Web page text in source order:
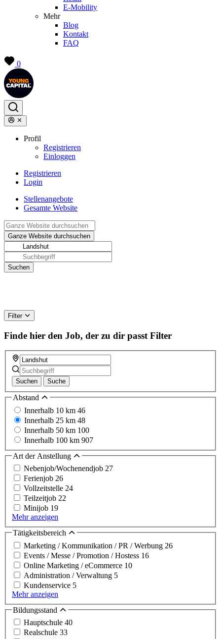
E-Mobility
Mehr
Blog
Kontakt
FAQ
0
Profil
Registrieren
Einloggen
Registrieren
Login
Stellenangebote
Gesamte Website
Filter
Finde hier den Job, der zu dir passt Filter
Suchen Suche
Abstand
Innerhalb 10 km 46
Innerhalb 25 km 48
Innerhalb 50 km 100
Innerhalb 100 km 907
Art der Anstellung
Nebenjob/Wochenendjob 27
Ferienjob 26
Vollzeitstelle 24
Teilzeitjob 22
Minijob 19
Mehr anzeigen
Tätigkeitsbereich
Marketing / Kommunikation / PR / Werbung 26
Events / Messe / Promotion / Hostess 16
Online Marketing / eCommerce 10
Administration / Verwaltung 5
Kundenservice 5
Mehr anzeigen
Bildungsstand
Hauptschule 40
Realschule 33